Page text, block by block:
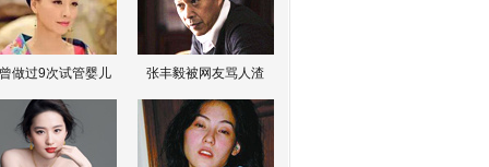
做过9次试管婴儿 张丰毅被网友骂人渣